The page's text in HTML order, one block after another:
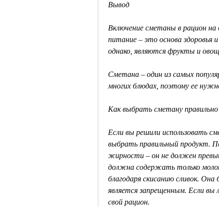
Вывод
Включение сметаны в рацион
питание – это основа здоровья
однако, являются фрукты и
Сметана – один из самых
многих блюдах, поэтому ее
Как выбрать сметану
Если вы решили использовать
выбрать правильный продукт.
жирности – он не должен
должна содержать только
благодаря скисанию сливок.
является запрещенным. Если
свой рацион.